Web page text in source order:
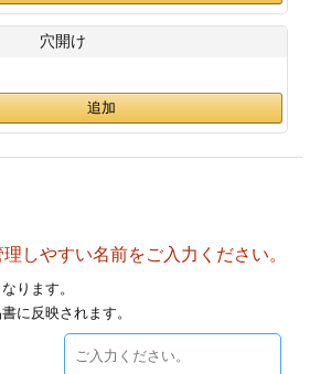
穴開け
しやすい名前をご入力ください。
ります。
に反映されます。